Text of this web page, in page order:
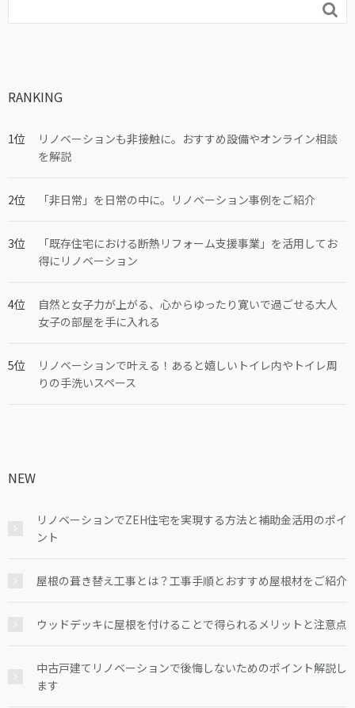

RANKING
リノベーションも非接触に。おすすめ設備やオンライン相談
を解説
「非日常」を日常の中に。リノベーション事例をご紹介
「既存住宅における断熱リフォーム支援事業」を活用してお
得にリノベーション
自然と女子力が上がる、心からゆったり寛いで過ごせる大人
女子の部屋を手に入れる
リノベーションで叶える！あると嬉しいトイレ内やトイレ周
りの手洗いスペース
NEW
リノベーションでZEH住宅を実現する方法と補助金活用のポイ
ント
屋根の葺き替え工事とは？工事手順とおすすめ屋根材をご紹介
ウッドデッキに屋根を付けることで得られるメリットと注意点
中古戸建てリノベーションで後悔しないためのポイント解説し
ます